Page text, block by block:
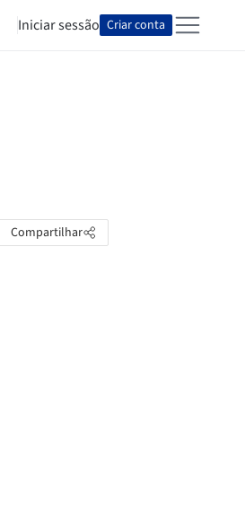
Iniciar sessão Criar conta
Compartilhar